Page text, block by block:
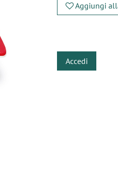
Aggiungi
Accedi